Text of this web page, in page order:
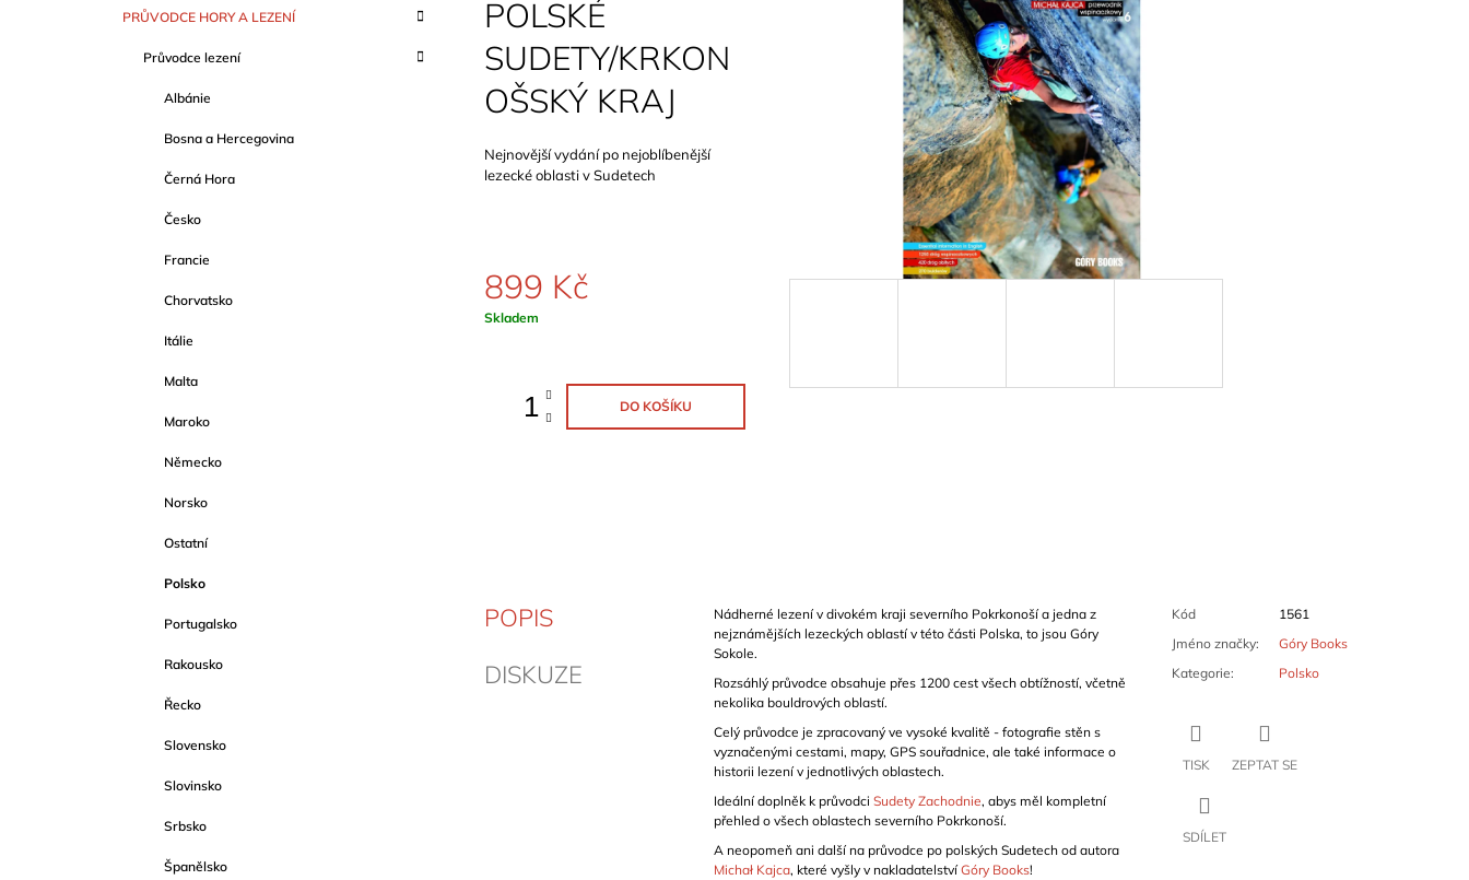
kategorie
APRŮVODCE HORY A LEZENÍ
Průvodce lezení
Albánie
Bosna a Hercegovina
Černá Hora
Česko
Francie
Chorvatsko
Itálie
Malta
Maroko
Německo
Norsko
Ostatní
Polsko
Portugalsko
Rakousko
Řecko
Slovensko
Slovinsko
Srbsko
Španělsko
POLSKÉ
SUDETY/KRKON
OŠSKÝ KRAJ
Nejnovější vydání po nejoblíbenější
lezecké oblasti v Sudetech
899 Kč
Měrná
Skladem
DO KOŠÍKU
POPIS
DISKUZE
Nádherné lezení v divokém kraji severního Pokrkonoší a jedna z
nejznámějších lezeckých oblastí v této části Polska, to jsou Góry
Sokole.
Rozsáhlý průvodce obsahuje přes 1200 cest všech obtížností, včetně
nekolika bouldrových oblastí.
Celý průvodce je zpracovaný ve vysoké kvalitě - fotografie stěn s
vyznačenými cestami, mapy, GPS souřadnice, ale také informace o
historii lezení v jednotlivých oblastech.
Ideální doplněk k průvodci Sudety Zachodnie, abys měl kompletní
přehled o všech oblastech severního Pokrkonoší.
A neopomeň ani další na průvodce po polských Sudetech od autora
Michał Kajca, které vyšly v nakladatelství Góry Books!
Kód
1561
Jméno značky:
Góry Books
Kategorie: Polsko
TISK ZEPTAT SE
SDÍLET
899 Kč
1 129 Kč